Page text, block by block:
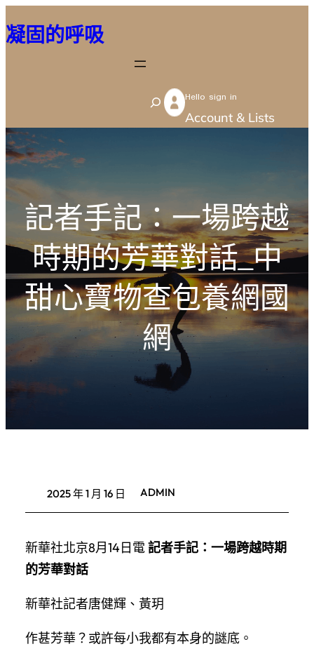
至
容
凝固的呼吸
S
e
Hello sign in
Account & Lists
記者手記：一場跨越
時期的芳華對話_中
甜心寶物查包養網國
網
2025 年 1 月 16 日 ADMIN
新華社北京8月14日電記者手記：一場跨越時期
的芳華對話
新華社記者唐健輝、黃玥
作甚芳華？或許每小我都有本身的謎底。